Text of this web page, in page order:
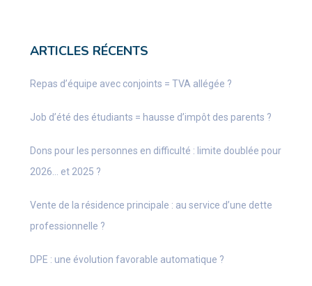
ARTICLES RÉCENTS
Repas d’équipe avec conjoints = TVA allégée ?
Job d’été des étudiants = hausse d’impôt des parents ?
Dons pour les personnes en difficulté : limite doublée pour
2026… et 2025 ?
Vente de la résidence principale : au service d’une dette
professionnelle ?
DPE : une évolution favorable automatique ?